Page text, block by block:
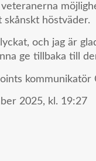
höstväder.
och jag är
ge tillbaka till
kommunikatör
2025, kl. 19:27